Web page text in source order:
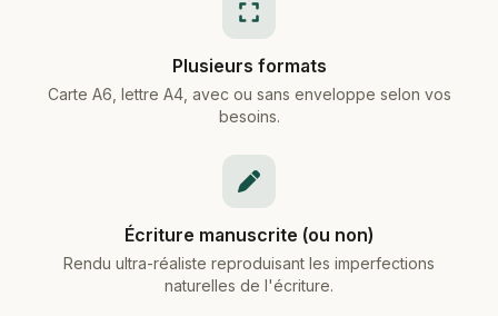
Plusieurs formats
Carte A6, lettre A4, avec ou sans enveloppe selon vos
besoins.
Écriture manuscrite (ou non)
Rendu ultra-réaliste reproduisant les imperfections
naturelles de l'écriture.